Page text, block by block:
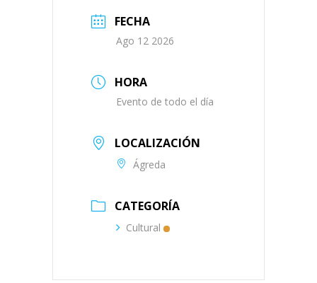
FECHA
Ago 12 2026
HORA
Evento de todo el día
LOCALIZACIÓN
Ágreda
CATEGORÍA
Cultural